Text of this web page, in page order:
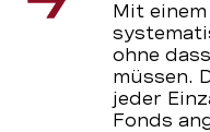
Mit
ohne
müssen.
jeder
Fonds